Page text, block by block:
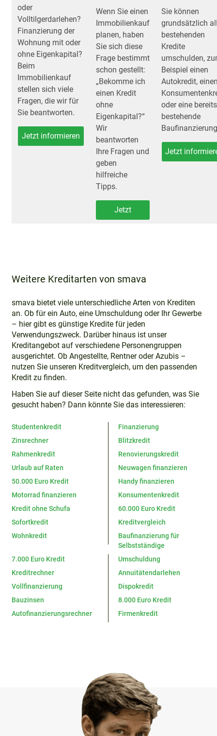
oder
Volltilgerdarlehen?
Finanzierung der
Wohnung mit oder
ohne Eigenkapital?
Beim
Immobilienkauf
stellen sich viele
Fragen, die wir für
Sie beantworten.
Jetzt informieren
Wenn Sie einen
Immobilienkauf
planen, haben
Sie sich diese
Frage bestimmt
schon gestellt:
„Bekomme ich
einen Kredit
ohne
Eigenkapital?“
Wir
beantworten
Ihre Fragen und
geben
hilfreiche
Tipps.
Jetzt
Sie können
grundsätzlich
bestehenden
Kredite
umschulden,
Beispiel einen
Autokredit,
oder eine bereits
bestehende
Jetzt
Weitere Kreditarten von smava
smava bietet viele unterschiedliche Arten von Krediten
an. Ob für ein Auto, eine Umschuldung oder Ihr Gewerbe
– hier gibt es günstige Kredite für jeden
Verwendungszweck. Darüber hinaus ist unser
Kreditangebot auf verschiedene Personengruppen
ausgerichtet. Ob Angestellte, Rentner oder Azubis –
nutzen Sie unseren Kreditvergleich, um den passenden
Kredit zu finden.
Haben Sie auf dieser Seite nicht das gefunden, was Sie
gesucht haben? Dann könnte Sie das interessieren:
Studentenkredit
Finanzierung
Zinsrechner
Blitzkredit
Rahmenkredit
Renovierungskredit
Urlaub auf Raten
Neuwagen finanzieren
50.000 Euro Kredit
Handy finanzieren
Motorrad finanzieren
Konsumentenkredit
Kredit ohne Schufa
60.000 Euro Kredit
Sofortkredit
Kreditvergleich
Wohnkredit
Baufinanzierung für
Selbstständige
7.000 Euro Kredit
Umschuldung
Kreditrechner
Annuitätendarlehen
Vollfinanzierung
Dispokredit
Bauzinsen
8.000 Euro Kredit
Autofinanzierungsrechner
Firmenkredit